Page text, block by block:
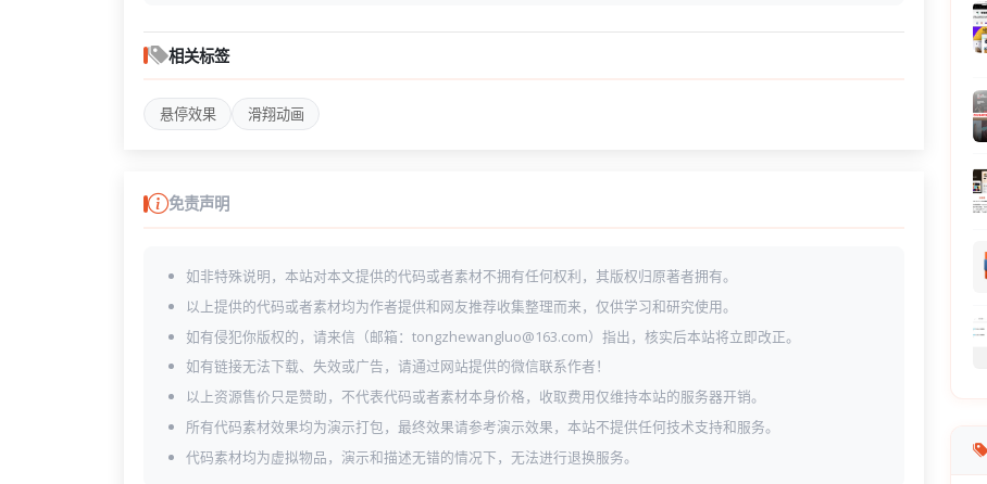
相关标签
悬停效果 滑翔动画
免责声明
如非特殊说明，本站对本文提供的代码或者素材不拥有任何权利，其版权归原著者拥有。
以上提供的代码或者素材均为作者提供和网友推荐收集整理而来，仅供学习和研究使用。
如有侵犯你版权的，请来信（邮箱：tongzhewangluo@163.com）指出，核实后本站将立即改正。
如有链接无法下载、失效或广告，请通过网站提供的微信联系作者！
以上资源售价只是赞助，不代表代码或者素材本身价格，收取费用仅维持本站的服务器开销。
所有代码素材效果均为演示打包，最终效果请参考演示效果，本站不提供任何技术支持和服务。
代码素材均为虚拟物品，演示和描述无错的情况下，无法进行退换服务。